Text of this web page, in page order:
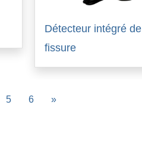
Détecteur intégré de
fissure
5 6 »Next